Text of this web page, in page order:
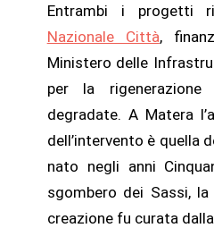
Entrambi i progetti
Nazionale Città,
Ministero delle
per la rigenerazione
degradate. A Matera
dell’intervento è quella
nato negli anni
sgombero dei Sassi,
creazione fu curata